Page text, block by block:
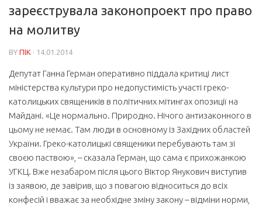
зареєструвала законопроект про право
на молитву
BY ПІК · 14.01.2014
Депутат Ганна Герман оперативно піддала критиці лист
міністерства культури про недопустимість участі греко-
католицьких священиків в політичних мітингах опозиції на
Майдані. «Це нормально. Природно. Нічого антизаконного в
цьому не немає. Там люди в основному із Західних областей
України. Греко-католицькі священики перебувають там зі
своєю паствою», – сказала Герман, що сама є прихожанкою
УГКЦ. Вже незабаром після цього Віктор Янукович виступив
із заявою, де завірив, що з повагою відноситься до всіх
конфесій і вважає за необхідне зміну закону – відміни норми,